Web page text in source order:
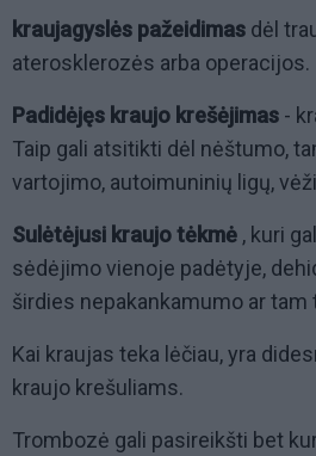
kraujagyslės pažeidimas dėl
aterosklerozės arba operacijos.
Padidėjęs kraujo krešėjimas -
Taip gali atsitikti dėl nėštumo,
vartojimo, autoimuninių ligų,
Sulėtėjusi kraujo tėkmė , kuri
sėdėjimo vienoje padėtyje,
širdies nepakankamumo ar tam
Kai kraujas teka lėčiau, yra
kraujo krešuliams.
Trombozė gali pasireikšti bet